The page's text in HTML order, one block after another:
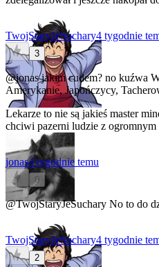
TwojStaryJeSuchary4 tygodnie
3
@jonasjakim cudem? no kuźwa
Amerykanie, Japończycy,
Lekarze to nie są jakieś master
chciwi pazerni ludzie z
jonas4 tygodnie temu
0
@TwojStaryJeSuchary No to do
TwojStaryJeSuchary4 tygodnie
2